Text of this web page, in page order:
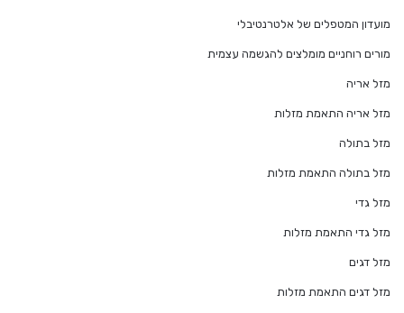
מועדון המטפלים של אלטרנטיבלי
מורים רוחניים מומלצים להגשמה עצמית
מזל אריה
מזל אריה התאמת מזלות
מזל בתולה
מזל בתולה התאמת מזלות
מזל גדי
מזל גדי התאמת מזלות
מזל דגים
מזל דגים התאמת מזלות